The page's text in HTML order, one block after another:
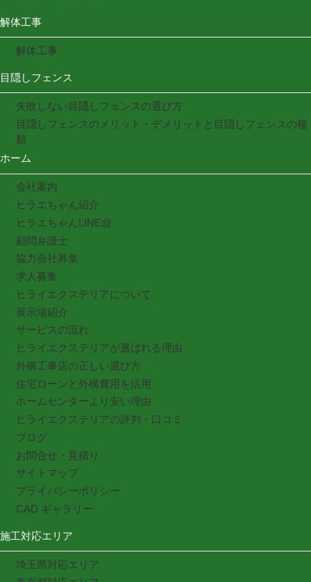
解体工事
解体工事
目隠しフェンス
失敗しない目隠しフェンスの選び方
目隠しフェンスのメリット・デメリットと目隠しフェンスの種
類
ホーム
会社案内
ヒラエちゃん紹介
ヒラエちゃんLINE@
顧問弁護士
協力会社募集
求人募集
ヒライエクステリアについて
展示場紹介
サービスの流れ
ヒライエクステリアが選ばれる理由
外構工事店の正しい選び方
住宅ローンと外構費用を活用
ホームセンターより安い理由
ヒライエクステリアの評判・口コミ
ブログ
お問合せ・見積り
サイトマップ
プライバシーポリシー
CAD ギャラリー
施工対応エリア
埼玉県対応エリア